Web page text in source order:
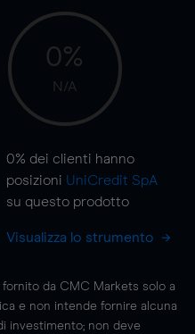
0%
N/A
0% dei clienti hanno
posizioni UniCredit SpA
su questo prodotto
Visualizza lo strumento
da CMC Markets solo a
e non intende fornire alcuna
investimento; non deve